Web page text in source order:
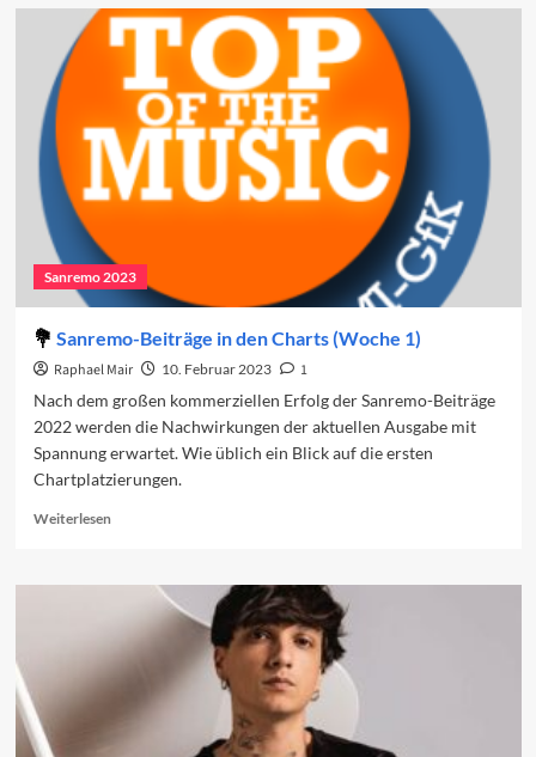
Vorschau
auf
den
vierten
Abend
2023
Sanremo 2023
Sanremo-Beiträge in den Charts (Woche 1)
Raphael Mair 10. Februar 2023
1
Nach dem großen kommerziellen Erfolg der Sanremo-Beiträge
2022 werden die Nachwirkungen der aktuellen Ausgabe mit
Spannung erwartet. Wie üblich ein Blick auf die ersten
Chartplatzierungen.
WeiterlesenRead
Sanremo-
(Woche